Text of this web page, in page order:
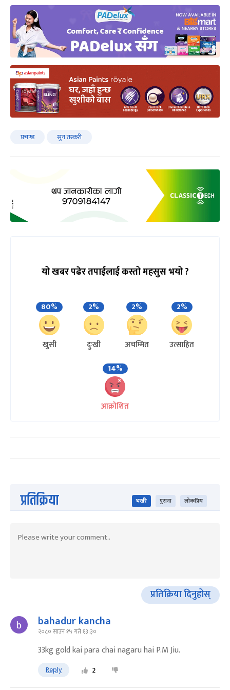
प्रचण्ड सुन तस्करी
यो खबर पढेर तपाईलाई कस्तो महसुस भयो ?
80%
खुसी
2%
दुःखी
2%
अचम्मित
2%
उत्साहित
14%
आक्रोशित
प्रतिक्रिया भर्खरै पुराना लोकप्रिय
प्रतिक्रिया दिनुहोस्
bahadur kancha
२०८० साउन १५ गते १३:३०
33kg gold kai para chai nagaru hai P.M Jiu.
Reply 2